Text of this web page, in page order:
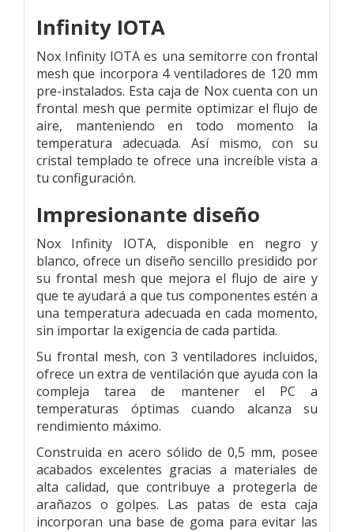
Infinity IOTA
Nox Infinity IOTA es una semitorre con frontal
mesh que incorpora 4 ventiladores de 120 mm
pre-instalados. Esta caja de Nox cuenta con un
frontal mesh que permite optimizar el flujo de
aire, manteniendo en todo momento la
temperatura adecuada. Así mismo, con su
cristal templado te ofrece una increíble vista a
tu configuración.
Impresionante diseño
Nox Infinity IOTA, disponible en negro y
blanco, ofrece un diseño sencillo presidido por
su frontal mesh que mejora el flujo de aire y
que te ayudará a que tus componentes estén a
una temperatura adecuada en cada momento,
sin importar la exigencia de cada partida.
Su frontal mesh, con 3 ventiladores incluidos,
ofrece un extra de ventilación que ayuda con la
compleja tarea de mantener el PC a
temperaturas óptimas cuando alcanza su
rendimiento máximo.
Construida en acero sólido de 0,5 mm, posee
acabados excelentes gracias a materiales de
alta calidad, que contribuye a protegerla de
arañazos o golpes. Las patas de esta caja
incorporan una base de goma para evitar las